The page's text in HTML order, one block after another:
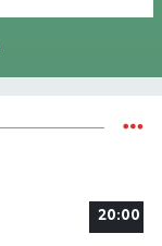
20:00